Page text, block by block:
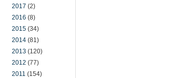
2017 (2)
2016 (8)
2015 (34)
2014 (81)
2013 (120)
2012 (77)
2011 (154)